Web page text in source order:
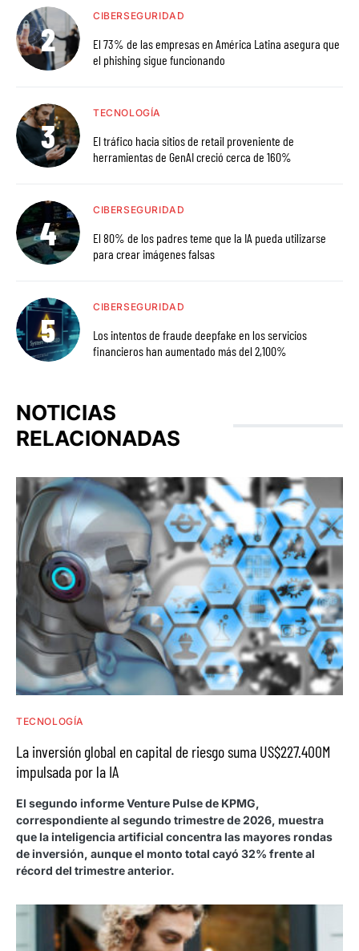
CIBERSEGURIDAD
El 73% de las empresas en América Latina asegura que
el phishing sigue funcionando
TECNOLOGÍA
El tráfico hacia sitios de retail proveniente de
herramientas de GenAI creció cerca de 160%
CIBERSEGURIDAD
El 80% de los padres teme que la IA pueda utilizarse
para crear imágenes falsas
CIBERSEGURIDAD
Los intentos de fraude deepfake en los servicios
financieros han aumentado más del 2,100%
NOTICIAS
RELACIONADAS
TECNOLOGÍA
La inversión global en capital de riesgo suma US$227.400M
impulsada por la IA
El segundo informe Venture Pulse de KPMG,
correspondiente al segundo trimestre de 2026, muestra
que la inteligencia artificial concentra las mayores rondas
de inversión, aunque el monto total cayó 32% frente al
récord del trimestre anterior.